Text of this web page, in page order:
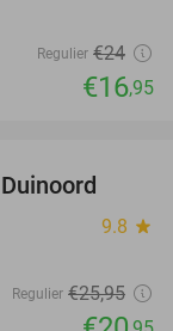
Regulier €24
€16,95
9.8 star
Regulier €25,95